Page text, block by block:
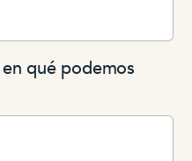
qué podemos